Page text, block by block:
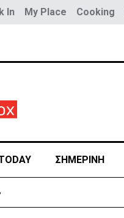
In My Place Cooking
ΣΗΜΕΡΙΝΗ